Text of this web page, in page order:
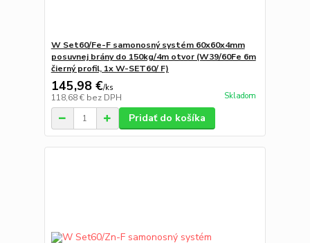
W Set60/Fe-F samonosný systém 60x60x4mm
posuvnej brány do 150kg/4m otvor (W39/60Fe 6m
čierný profil, 1x W-SET60/ F)
145,98 €/ks
118,68 € bez DPH Skladom
Pridať do košíka